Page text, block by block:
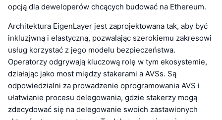
opcją dla deweloperów chcących budować na Ethereum.
Architektura EigenLayer jest zaprojektowana tak, aby być
inkluzjwną i elastyczną, pozwalając szerokiemu zakresowi
usług korzystać z jego modelu bezpieczeństwa.
Operatorzy odgrywają kluczową rolę w tym ekosystemie,
działając jako most między stakerami a AVSs. Są
odpowiedzialni za prowadzenie oprogramowania AVS i
ułatwianie procesu delegowania, gdzie stakerzy mogą
zdecydować się na delegowanie swoich zastawionych